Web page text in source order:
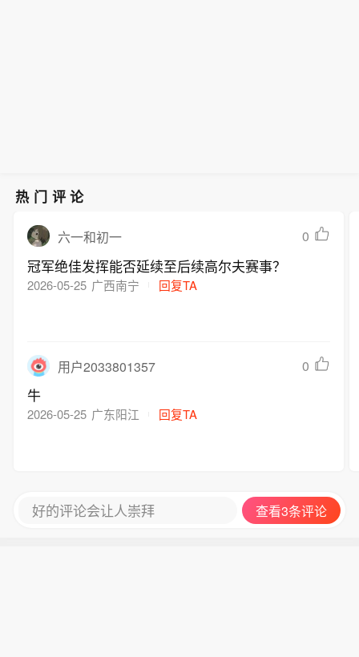
热门评论
六一和初一 0
冠军绝佳发挥能否延续至后续高尔夫赛事？
2026-05-25 广西南宁 回复TA
用户2033801357 0
牛
2026-05-25 广东阳江 回复TA
好的评论会让人崇拜 查看3条评论